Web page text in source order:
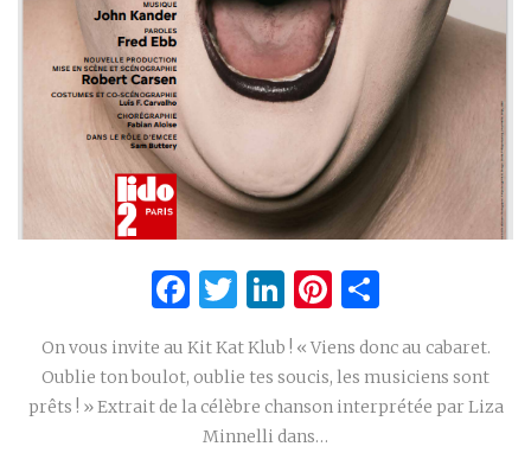
Facebook
Twitter
LinkedIn
Pinterest
On vous invite au Kit Kat Klub ! « Viens donc au cabaret.
Oublie ton boulot, oublie tes soucis, les musiciens sont
prêts ! » Extrait de la célèbre chanson interprétée par Liza
Minnelli dans…